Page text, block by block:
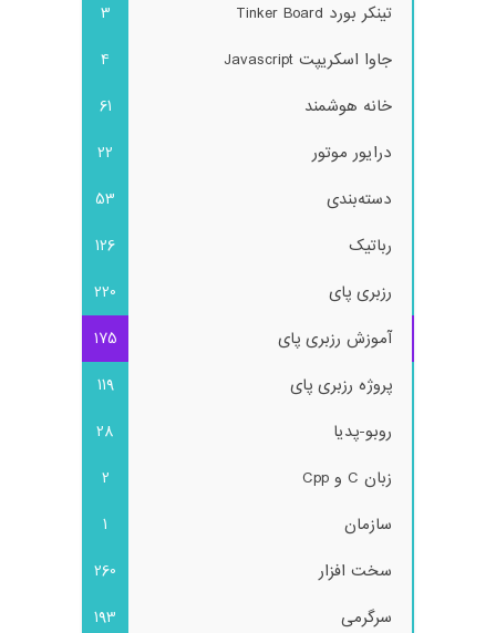
تینکر بورد Tinker Board
3
جاوا اسکریپت Javascript
4
خانه هوشمند
61
درایور موتور
22
دسته‌بندی
53
رباتیک
126
رزبری پای
220
آموزش رزبری پای
175
پروژه رزبری پای
119
روبو-پدیا
28
زبان C و Cpp
2
سازمان
1
سخت افزار
260
سرگرمی
193